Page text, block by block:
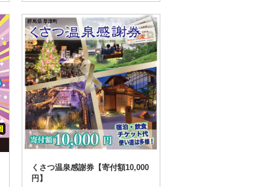
くさつ温泉感謝券【寄付額10,000
円】